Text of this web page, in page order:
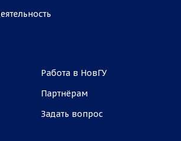
Работа в НовГУ
Партнёрам
Задать вопрос